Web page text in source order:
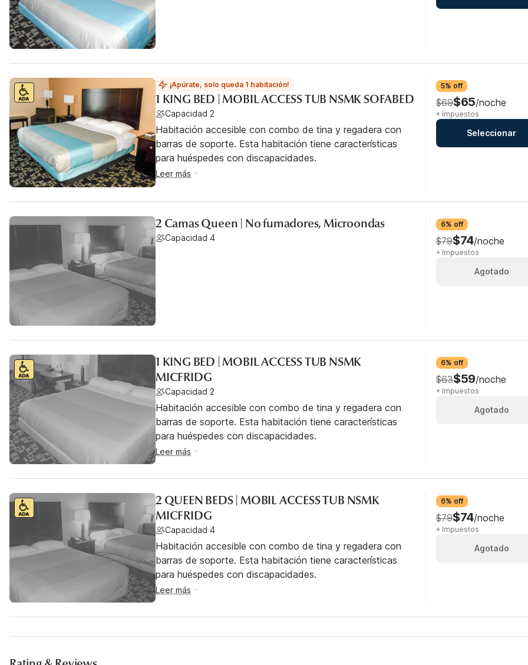
¡Apúrate, solo queda 1 habitación!
1 KING BED | MOBIL ACCESS TUB NSMK SOFABED
Capacidad 2
Habitación accesible con combo de tina y regadera con
barras de soporte. Esta habitación tiene características
para huéspedes con discapacidades.
Leer más
5% off
$69$65/noche
+ Impuestos
Seleccionar
2 Camas Queen | No fumadores, Microondas
Capacidad 4
6% off
$79$74/noche
+ Impuestos
Agotado
1 KING BED | MOBIL ACCESS TUB NSMK
MICFRIDG
Capacidad 2
Habitación accesible con combo de tina y regadera con
barras de soporte. Esta habitación tiene características
para huéspedes con discapacidades.
Leer más
6% off
$63$59/noche
+ Impuestos
Agotado
2 QUEEN BEDS | MOBIL ACCESS TUB NSMK
MICFRIDG
Capacidad 4
Habitación accesible con combo de tina y regadera con
barras de soporte. Esta habitación tiene características
para huéspedes con discapacidades.
Leer más
6% off
$79$74/noche
+ Impuestos
Agotado